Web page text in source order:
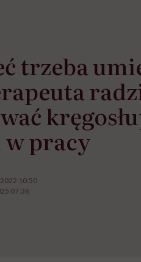
trzeba
pracy
10:50
07:36